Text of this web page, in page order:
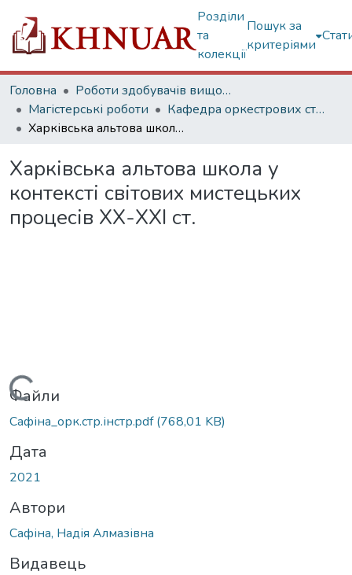
Розділи
та
колекції
Пошук за
критеріями
Головна
Роботи здобувачів вищої освіти
Магістерські роботи
Кафедра оркестрових струнних інструментів
Харківська альтова школа у контексті світових мистецьких процесів ХХ-ХХІ ст.
Харківська альтова школа у
контексті світових мистецьких
процесів ХХ-ХХІ ст.
Вантажиться...
Файли
Сафіна_орк.стр.інстр.pdf(768,01 KB)
Дата
2021
Автори
Сафіна, Надія Алмазівна
Видавець